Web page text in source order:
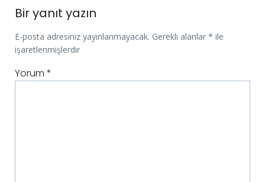
Bir yanıt yazın
E-posta adresiniz yayınlanmayacak. Gerekli alanlar * ile
işaretlenmişlerdir
Yorum *